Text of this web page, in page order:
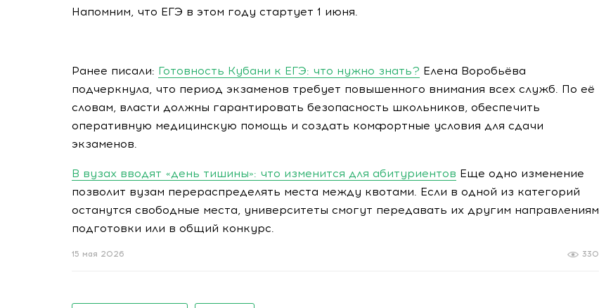
Напомним, что ЕГЭ в этом году стартует 1 июня.
Ранее писали: Готовность Кубани к ЕГЭ: что нужно знать? Елена Воробьёва
подчеркнула, что период экзаменов требует повышенного внимания всех служб. По её
словам, власти должны гарантировать безопасность школьников, обеспечить
оперативную медицинскую помощь и создать комфортные условия для сдачи
экзаменов.
В вузах вводят «день тишины»: что изменится для абитуриентов Еще одно изменение
позволит вузам перераспределять места между квотами. Если в одной из категорий
останутся свободные места, университеты смогут передавать их другим направлениям
подготовки или в общий конкурс.
330
15 мая 2026